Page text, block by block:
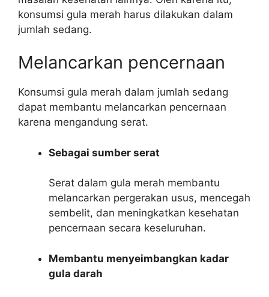
konsumsi gula merah harus dilakukan dalam
jumlah sedang.
Melancarkan pencernaan
Konsumsi gula merah dalam jumlah sedang
dapat membantu melancarkan pencernaan
karena mengandung serat.
Sebagai sumber serat
Serat dalam gula merah membantu
melancarkan pergerakan usus, mencegah
sembelit, dan meningkatkan kesehatan
pencernaan secara keseluruhan.
Membantu menyeimbangkan kadar
gula darah